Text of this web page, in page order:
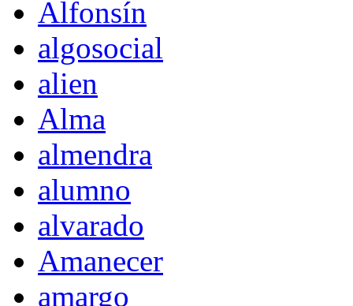
Alfonsín
algosocial
alien
Alma
almendra
alumno
alvarado
Amanecer
amargo